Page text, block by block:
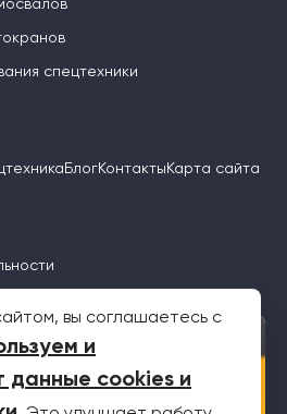
спецтехники
БлогКонтакты Карта сайта
вы соглашаетесь с
и
данные cookies и